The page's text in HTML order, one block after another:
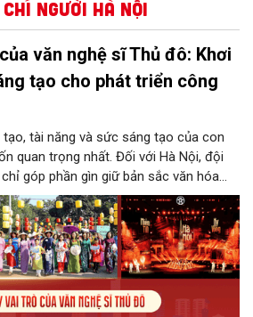
Người Hà Nội
văn nghệ sĩ Thủ đô: Khơi
tạo cho phát triển công
tài năng và sức sáng tạo của con
quan trọng nhất. Đối với Hà Nội, đội
góp phần gìn giữ bản sắc văn hóa
tâm trong quá trình hình thành các sản
có giá trị. Khơi dậy, phát huy và tạo
tạo ấy phát triển sẽ là “chìa khóa”
quả tiềm năng văn hóa, nâng cao năng
định vị thế của một trung tâm sáng tạo